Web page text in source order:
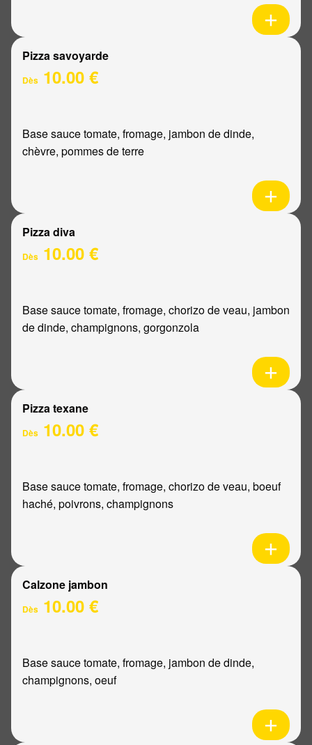
Pizza savoyarde
Dès 10.00 €
Base sauce tomate, fromage, jambon de dinde,
chèvre, pommes de terre
Pizza diva
Dès 10.00 €
Base sauce tomate, fromage, chorizo de veau, jambon
de dinde, champignons, gorgonzola
Pizza texane
Dès 10.00 €
Base sauce tomate, fromage, chorizo de veau, boeuf
haché, poivrons, champignons
Calzone jambon
Dès 10.00 €
Base sauce tomate, fromage, jambon de dinde,
champignons, oeuf